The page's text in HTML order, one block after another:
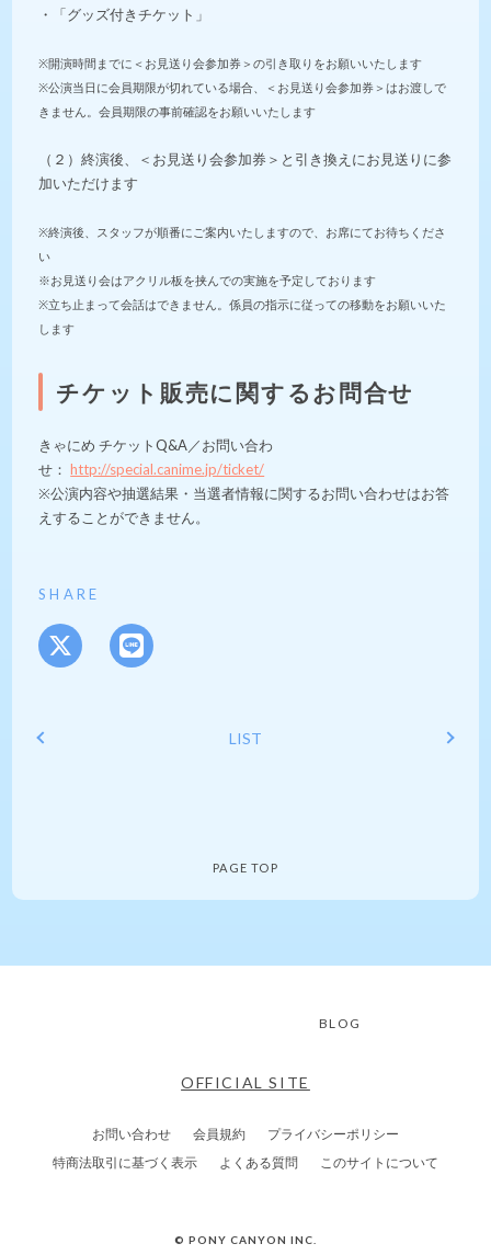
・「グッズ付きチケット」
※開演時間までに＜お見送り会参加券＞の引き取りをお願いいたします
※公演当日に会員期限が切れている場合、＜お見送り会参加券＞はお渡しで
きません。会員期限の事前確認をお願いいたします
（２）終演後、＜お見送り会参加券＞と引き換えにお見送りに参
加いただけます
※終演後、スタッフが順番にご案内いたしますので、お席にてお待ちくださ
い
※お見送り会はアクリル板を挟んでの実施を予定しております
※立ち止まって会話はできません。係員の指示に従っての移動をお願いいた
します
チケット販売に関するお問合せ
きゃにめ チケットQ&A／お問い合わ
せ：http://special.canime.jp/ticket/
※公演内容や抽選結果・当選者情報に関するお問い合わせはお答
えすることができません。
SHARE
LIST
PAGE TOP
BLOG
OFFICIAL SITE
お問い合わせ 会員規約
プライバシーポリシー
特商法取引に基づく表示
よくある質問 このサイトについて
© PONY CANYON INC.